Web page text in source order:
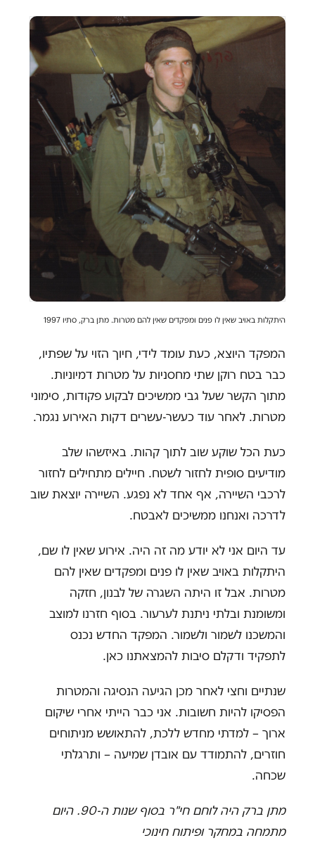
היתקלות באויב שאין לו פנים ומפקדים שאין להם מטרות. מתן ברק, סתיו 1997
המפקד היוצא, כעת עומד לידי, חיוך הזוי על שפתיו,
כבר בטח רוקן שתי מחסניות על מטרות דמיוניות.
מתוך הקשר שעל גבי ממשיכים לבקוע פקודות, סימוני
מטרות. לאחר עוד כעשר-עשרים דקות האירוע נגמר.
כעת הכל שוקע שוב לתוך קהות. באיזשהו שלב
מודיעים סופית לחזור לשטח. חיילים מתחילים לחזור
לרכבי השיירה, אף אחד לא נפגע. השיירה יוצאת שוב
לדרכה ואנחנו ממשיכים לאבטח.
עד היום אני לא יודע מה זה היה. אירוע שאין לו שם,
היתקלות באויב שאין לו פנים ומפקדים שאין להם
מטרות. אבל זו היתה השגרה של לבנון, חזקה
ומשומנת ובלתי ניתנת לערעור. בסוף חזרנו למוצב
והמשכנו לשמור ולשמור. המפקד החדש נכנס
לתפקיד ודקלם סיבות להמצאתנו כאן.
שנתיים וחצי לאחר מכן הגיעה הנסיגה והמטרות
הפסיקו להיות חשובות. אני כבר הייתי אחרי שיקום
ארוך – למדתי מחדש ללכת, להתאושש מניתוחים
חוזרים, להתמודד עם אובדן שמיעה – ותרגלתי
שכחה.
מתן ברק היה לוחם חי"ר בסוף שנות ה-90. היום
מתמחה במחקר ופיתוח חינוכי